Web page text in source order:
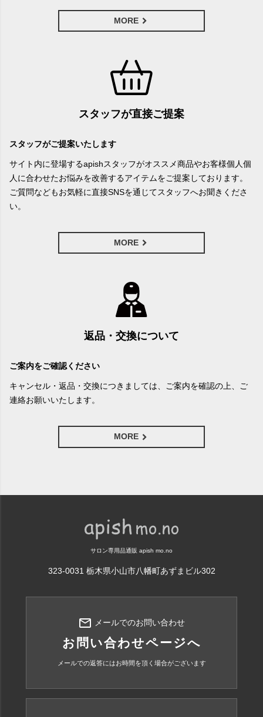
MORE
スタッフが直接ご提案
スタッフがご提案いたします
サイト内に登場するapishスタッフがオススメ商品やお客様個人個
人に合わせたお悩みを改善するアイテムをご提案しております。
ご質問などもお気軽に直接SNSを通じてスタッフへお聞きくださ
い。
MORE
返品・交換について
ご案内をご確認ください
キャンセル・返品・交換につきましては、ご案内を確認の上、ご
連絡お願いいたします。
MORE
サロン専用品通販 apish mo.no
323-0031 栃木県小山市八幡町あずまビル302
mail_outline メールでのお問い合わせ
お問い合わせページへ
メールでの返答にはお時間を頂く場合がございます